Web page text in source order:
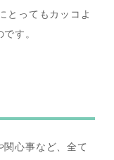
とってもカッコよ
す。
心事など、全て